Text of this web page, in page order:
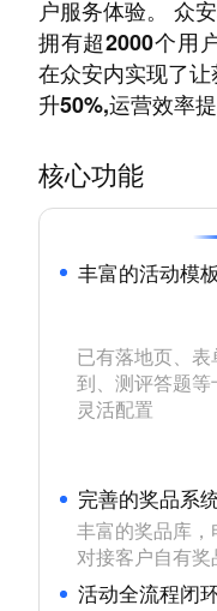
户服务体验。 众
拥有超2000个用
在众安内实现了
升50%,运营效率提
核心功能
丰富的活动模板
已有落地页、
到、测评答题等
灵活配置
完善的奖品系
丰富的奖品库
对接客户自有奖
活动全流程闭